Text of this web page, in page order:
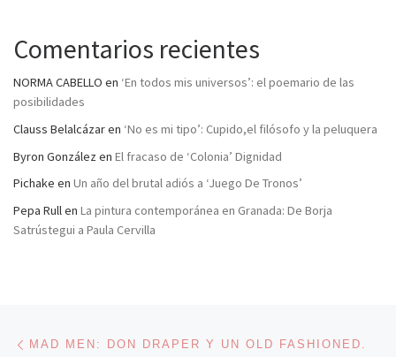
Comentarios recientes
NORMA CABELLO en ‘En todos mis universos’: el poemario de las
posibilidades
Clauss Belalcázaren ‘No es mi tipo’: Cupido,el filósofo y la peluquera
Byron González en El fracaso de ‘Colonia’ Dignidad
Pichake en Un año del brutal adiós a ‘Juego De Tronos’
Pepa Rullen La pintura contemporánea en Granada: De Borja
Satrústegui a Paula Cervilla
Navegación de entradas
MAD MEN: DON DRAPER Y UN OLD FASHIONED.